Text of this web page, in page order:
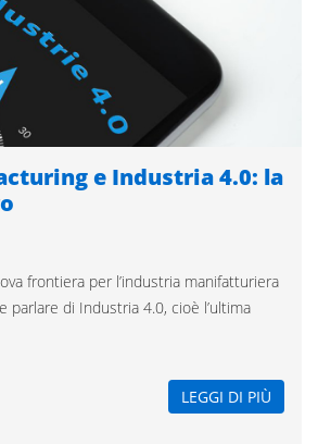
e Industria 4.0: la
frontiera per l’industria manifatturiera
parlare di Industria 4.0, cioè l’ultima
LEGGI DI PIÙ